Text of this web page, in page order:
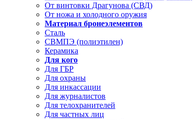
От винтовки Драгунова (СВД)
От ножа и холодного оружия
Материал бронеэлементов
Сталь
СВМПЭ (полиэтилен)
Керамика
Для кого
Для ГБР
Для охраны
Для инкассации
Для журналистов
Для телохранителей
Для частных лиц